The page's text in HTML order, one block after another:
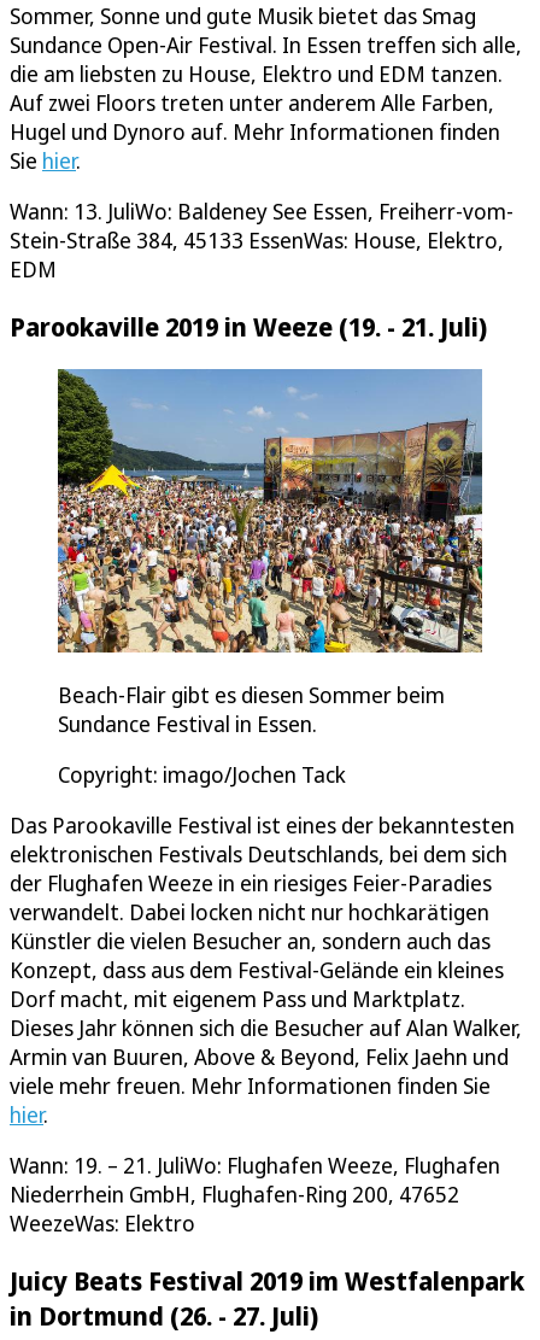
Sommer, Sonne und gute Musik bietet das Smag
Sundance Open-Air Festival. In Essen treffen sich alle,
die am liebsten zu House, Elektro und EDM tanzen.
Auf zwei Floors treten unter anderem Alle Farben,
Hugel und Dynoro auf. Mehr Informationen finden
Sie hier.
Wann: 13. JuliWo: Baldeney See Essen, Freiherr-vom-
Stein-Straße 384, 45133 EssenWas: House, Elektro,
EDM
Parookaville 2019 in Weeze (19. - 21. Juli)
Beach-Flair gibt es diesen Sommer beim
Sundance Festival in Essen.
Copyright: imago/Jochen Tack
Das Parookaville Festival ist eines der bekanntesten
elektronischen Festivals Deutschlands, bei dem sich
der Flughafen Weeze in ein riesiges Feier-Paradies
verwandelt. Dabei locken nicht nur hochkarätigen
Künstler die vielen Besucher an, sondern auch das
Konzept, dass aus dem Festival-Gelände ein kleines
Dorf macht, mit eigenem Pass und Marktplatz.
Dieses Jahr können sich die Besucher auf Alan Walker,
Armin van Buuren, Above & Beyond, Felix Jaehn und
viele mehr freuen. Mehr Informationen finden Sie
hier.
Wann: 19. – 21. JuliWo: Flughafen Weeze, Flughafen
Niederrhein GmbH, Flughafen-Ring 200, 47652
WeezeWas: Elektro
Juicy Beats Festival 2019 im Westfalenpark
in Dortmund (26. - 27. Juli)